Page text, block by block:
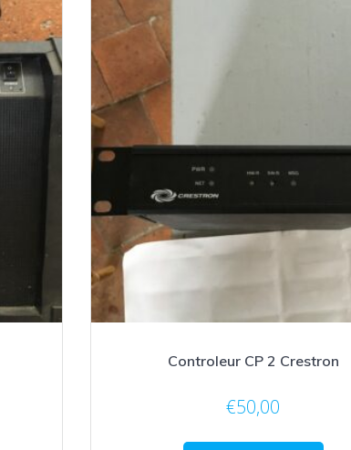
Controleur CP 2 Crestron
€50,00